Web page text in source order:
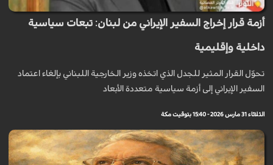
أزمة قرار إخراج السفير الإيراني من لبنان: تبعات سياسية
داخلية وإقليمية
تحوّل القرار المثير للجدل الذي اتخذه وزير الخارجية اللبناني بإلغاء اعتماد
السفير الإيراني إلى أزمة سياسية متعددة الأبعاد
الثلاثاء 31 مارس 2026 - 15:40 بتوقيت مكة